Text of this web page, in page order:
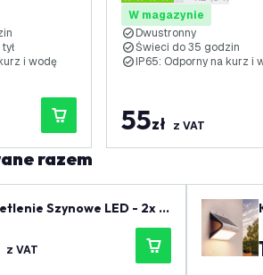
i wodę
W magazynie
Dwustronny
Świeci do 35 godzin
IP65: Odporny na kurz i
55zł z VAT
razem
Szynowe LED - 2x R
Szynowy - Możliwość Przyc
- System Szynowy 1-fazo
z VAT